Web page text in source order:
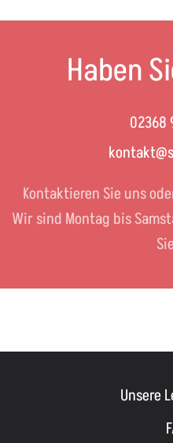
Haben
02368
Kontaktieren Sie uns
Wir sind Montag bis
Unsere